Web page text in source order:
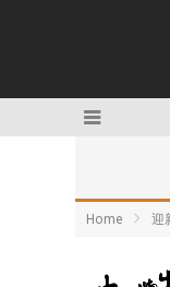
Home 迎